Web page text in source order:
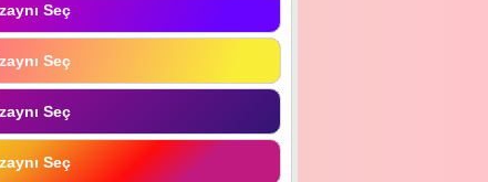
Seç
Seç
Seç
Seç